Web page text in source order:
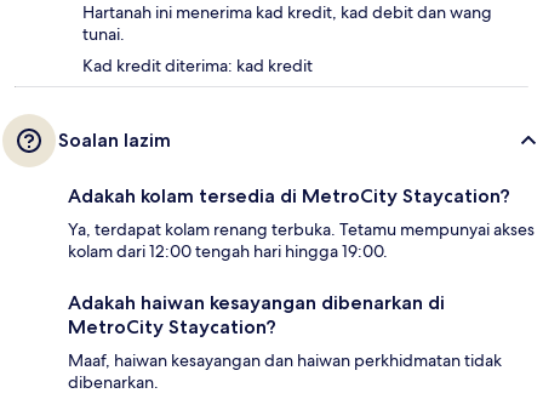
Hartanah ini menerima kad kredit, kad debit dan wang
tunai.
Kad kredit diterima: kad kredit
Soalan lazim
Adakah kolam tersedia di MetroCity Staycation?
Ya, terdapat kolam renang terbuka. Tetamu mempunyai akses
kolam dari 12:00 tengah hari hingga 19:00.
Adakah haiwan kesayangan dibenarkan di
MetroCity Staycation?
Maaf, haiwan kesayangan dan haiwan perkhidmatan tidak
dibenarkan.